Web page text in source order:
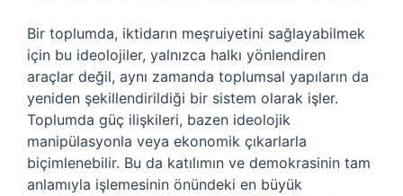
Bir toplumda, iktidarın meşruiyetini sağlayabilmek
için bu ideolojiler, yalnızca halkı yönlendiren
araçlar değil, aynı zamanda toplumsal yapıların da
yeniden şekillendirildiği bir sistem olarak işler.
Toplumda güç ilişkileri, bazen ideolojik
manipülasyonla veya ekonomik çıkarlarla
biçimlenebilir. Bu da katılımın ve demokrasinin tam
anlamıyla işlemesinin önündeki en büyük